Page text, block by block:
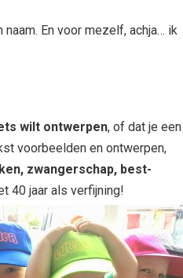
En voor mezelf, achja… ik
wilt ontwerpen, of dat je een
voorbeelden en ontwerpen,
zwangerschap, best-
40 jaar als verfijning!